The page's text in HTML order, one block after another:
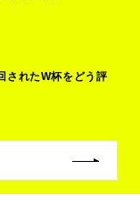
されたW杯をどう評